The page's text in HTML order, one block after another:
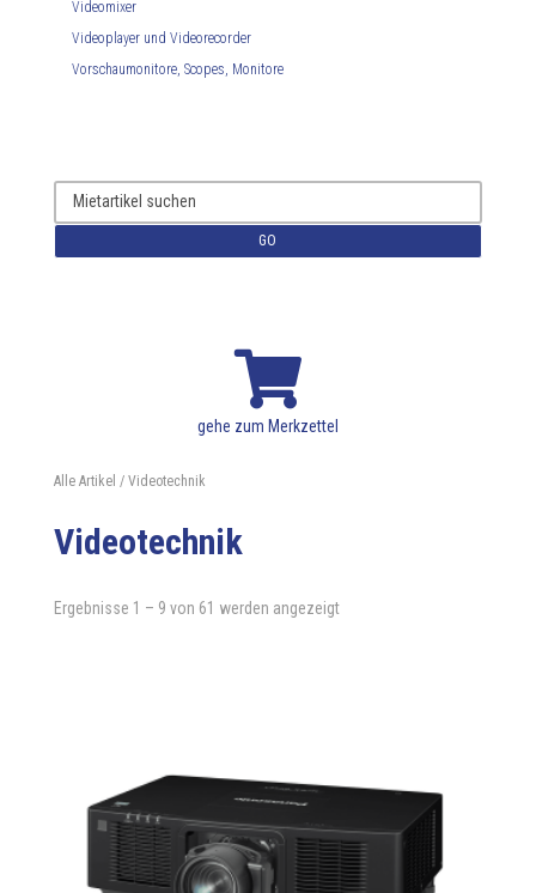
Videomixer
Videoplayer und Videorecorder
Vorschaumonitore, Scopes, Monitore
GO

gehe zum Merkzettel
Alle Artikel / Videotechnik
Videotechnik
Ergebnisse 1 – 9 von 61 werden angezeigt